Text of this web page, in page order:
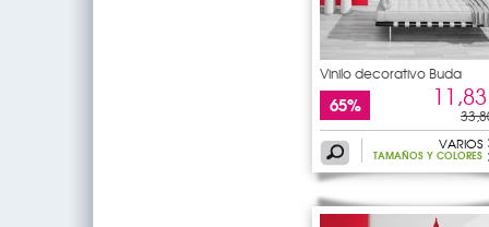
Vinilo decorativo Buda
65%
VARIOS
TAMAÑOS Y COLORES